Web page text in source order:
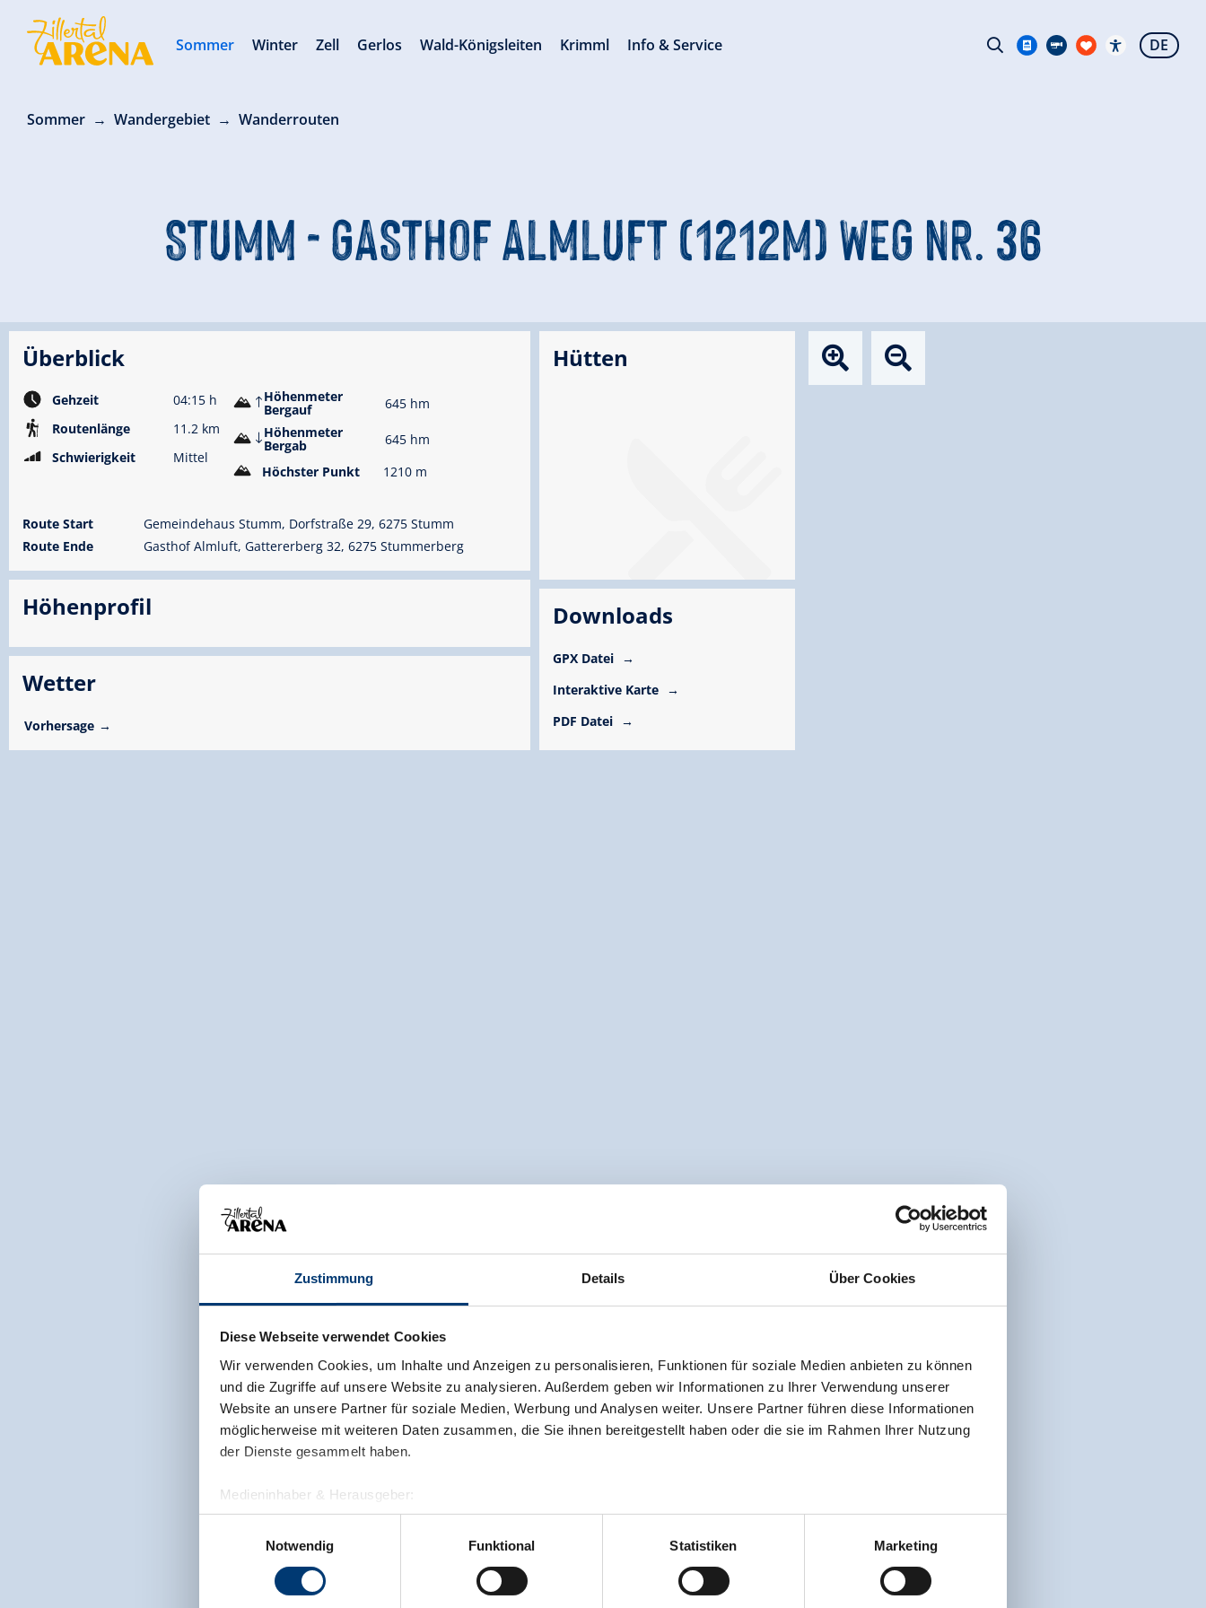
Zustimmung Details Über Cookies
Diese Webseite verwendet Cookies
Wir verwenden Cookies, um Inhalte und Anzeigen zu personalisieren, Funktionen für soziale Medien anbieten zu können
und die Zugriffe auf unsere Website zu analysieren. Außerdem geben wir Informationen zu Ihrer Verwendung unserer
Website an unsere Partner für soziale Medien, Werbung und Analysen weiter. Unsere Partner führen diese Informationen
möglicherweise mit weiteren Daten zusammen, die Sie ihnen bereitgestellt haben oder die sie im Rahmen Ihrer Nutzung
der Dienste gesammelt haben.
Medieninhaber & Herausgeber:
Zeller Bergbahnen Zillertal GmbH & Co KG
Rohr 23// A-6280 Zell am Ziller
www.zillertalarena.com
Notwendig
Funktional Statistiken Marketing
Sommer Wandergebiet Wanderrouten
STUMM - GASTHOF ALMLUFT (1212M) WEG NR. 36
Überblick
Gehzeit
04:15 h
Routenlänge
11.2 km
Schwierigkeit
Mittel
Höhenmeter
Bergauf
645 hm
Höhenmeter
Bergab
645 hm
Höchster Punkt
1210 m
Route Start
Gemeindehaus Stumm, Dorfstraße 29, 6275 Stumm
Route Ende
Gasthof Almluft, Gattererberg 32, 6275 Stummerberg
Höhenprofil
Wetter
Vorhersage
Hütten
Downloads
GPX Datei
Interaktive Karte
PDF Datei
Sommer Winter Zell Gerlos Wald-Königsleiten Krimml Info & Service DE